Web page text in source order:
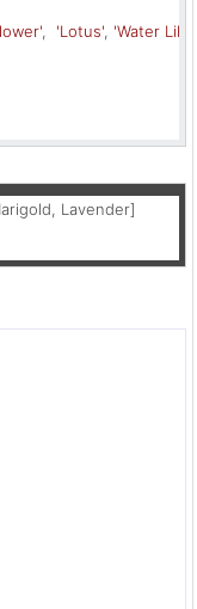
, 'Lotus', 'Water Lily'
Lavender]